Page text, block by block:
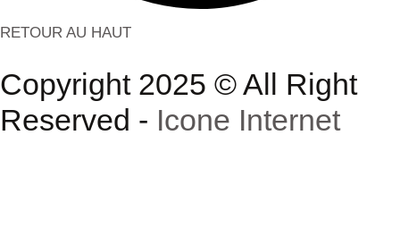
RETOUR AU HAUT
Copyright 2025 © All Right
Reserved - Icone Internet